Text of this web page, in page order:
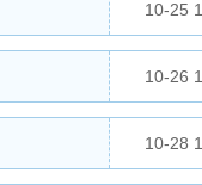
10-25
10-26
10-28